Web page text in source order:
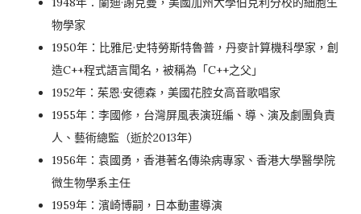
物學家
1950年：比雅尼·史特勞斯特魯普，丹麥計算機科學家，創
造C++程式語言聞名，被稱為「C++之父」
1952年：茱恩·安德森，美國花腔女高音歌唱家
1955年：李國修，台灣屏風表演班編、導、演及劇團負責
人、藝術總監（逝於2013年）
1956年：袁國勇，香港著名傳染病專家、香港大學醫學院
微生物學系主任
1959年：濱崎博嗣，日本動畫導演